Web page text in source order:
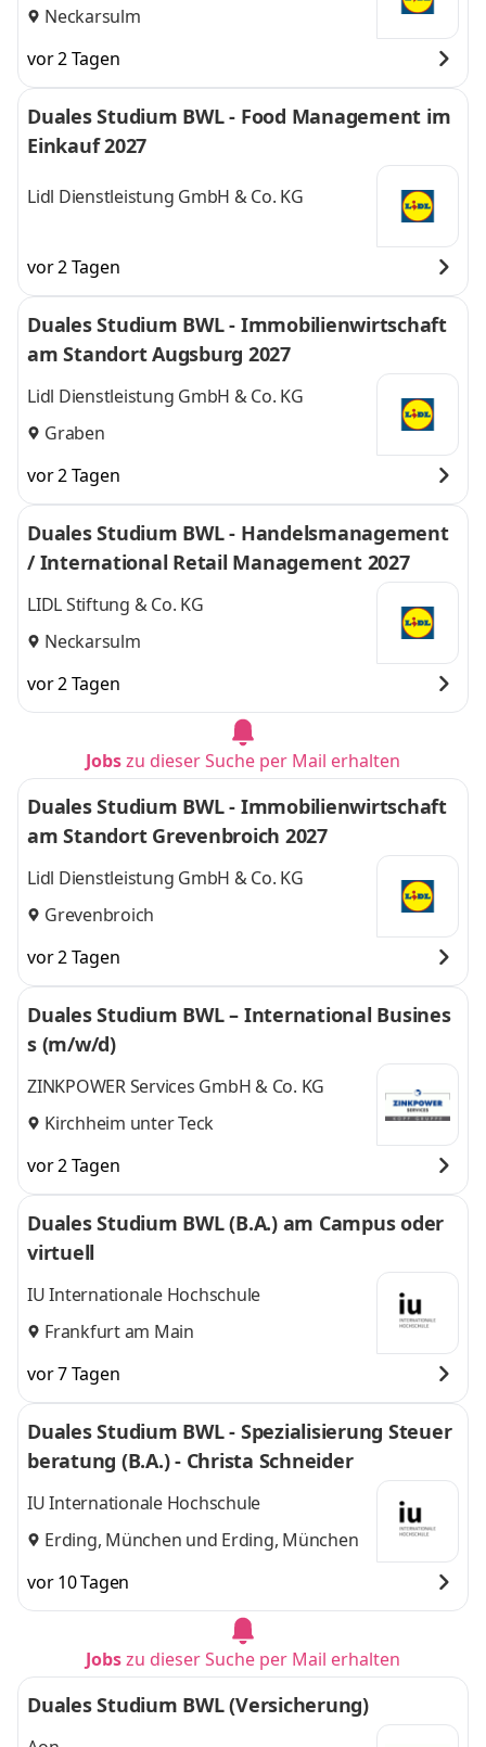
Neckarsulm
vor 2 Tagen
Duales Studium BWL - Food Management im
Einkauf 2027
Lidl Dienstleistung GmbH & Co. KG
vor 2 Tagen
Duales Studium BWL - Immobilienwirtschaft
am Standort Augsburg 2027
Lidl Dienstleistung GmbH & Co. KG
Graben
vor 2 Tagen
Duales Studium BWL - Handelsmanagement
/ International Retail Management 2027
LIDL Stiftung & Co. KG
Neckarsulm
vor 2 Tagen
Jobszu dieser Suche per Mail erhalten
Duales Studium BWL - Immobilienwirtschaft
am Standort Grevenbroich 2027
Lidl Dienstleistung GmbH & Co. KG
Grevenbroich
vor 2 Tagen
Duales Studium BWL – International Busines
s (m/w/d)
ZINKPOWER Services GmbH & Co. KG
Kirchheim unter Teck
vor 2 Tagen
Duales Studium BWL (B.A.) am Campus oder
virtuell
IU Internationale Hochschule
Frankfurt am Main
vor 7 Tagen
Duales Studium BWL - Spezialisierung Steuer
beratung (B.A.) - Christa Schneider
IU Internationale Hochschule
Erding, München und Erding, München
vor 10 Tagen
Jobszu dieser Suche per Mail erhalten
Duales Studium BWL (Versicherung)